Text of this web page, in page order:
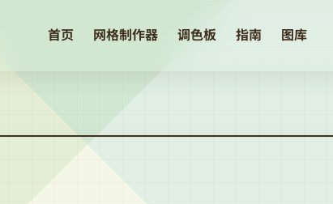
首页 网格制作器 调色板 指南 图库